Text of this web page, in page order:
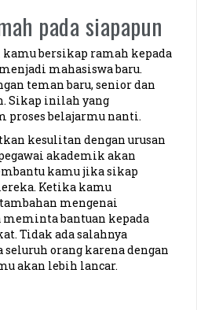
pada siapapun
kamu bersikap ramah kepada
mahasiswa baru.
teman baru, senior dan
Sikap inilah yang
proses belajarmu nanti.
kesulitan dengan urusan
akademik akan
kamu jika sikap
Ketika kamu
mengenai
bantuan kepada
Tidak ada salahnya
orang karena dengan
akan lebih lancar.